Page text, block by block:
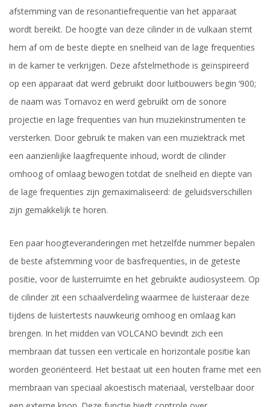
afstemming van de resonantiefrequentie van het apparaat
wordt bereikt. De hoogte van deze cilinder in de vulkaan stemt
hem af om de beste diepte en snelheid van de lage frequenties
in de kamer te verkrijgen. Deze afstelmethode is geïnspireerd
op een apparaat dat werd gebruikt door luitbouwers begin ‘900;
de naam was Tornavoz en werd gebruikt om de sonore
projectie en lage frequenties van hun muziekinstrumenten te
versterken. Door gebruik te maken van een muziektrack met
een aanzienlijke laagfrequente inhoud, wordt de cilinder
omhoog of omlaag bewogen totdat de snelheid en diepte van
de lage frequenties zijn gemaximaliseerd: de geluidsverschillen
zijn gemakkelijk te horen.
Een paar hoogteveranderingen met hetzelfde nummer bepalen
de beste afstemming voor de basfrequenties, in de geteste
positie, voor de luisterruimte en het gebruikte audiosysteem. Op
de cilinder zit een schaalverdeling waarmee de luisteraar deze
tijdens de luistertests nauwkeurig omhoog en omlaag kan
brengen. In het midden van VOLCANO bevindt zich een
membraan dat tussen een verticale en horizontale positie kan
worden georiënteerd. Het bestaat uit een houten frame met een
membraan van speciaal akoestisch materiaal, verstelbaar door